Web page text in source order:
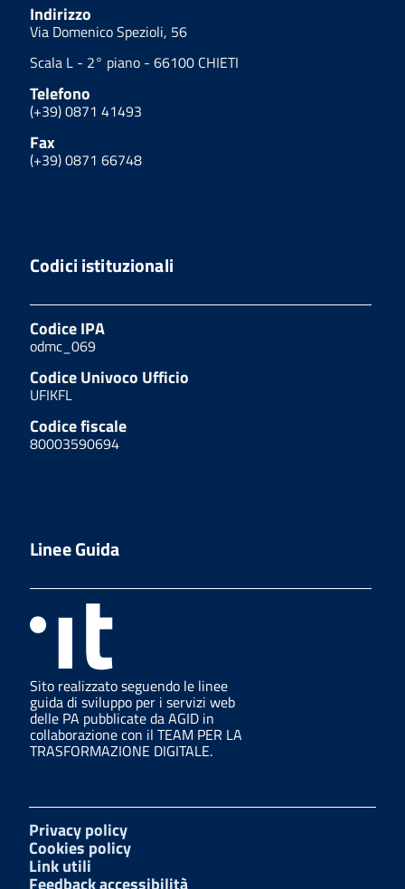
Indirizzo
Via Domenico Spezioli, 56
Scala L - 2° piano - 66100 CHIETI
Telefono
(+39) 0871 41493
Fax
(+39) 0871 66748
Codici istituzionali
Codice IPA
odmc_069
Codice Univoco Ufficio
UFIKFL
Codice fiscale
80003590694
Linee Guida
Sito realizzato seguendo le linee
guida di sviluppo per i servizi web
delle PA pubblicate da AGID in
collaborazione con il TEAM PER LA
TRASFORMAZIONE DIGITALE.
Privacy policy
Cookies policy
Link utili
Feedback accessibilità